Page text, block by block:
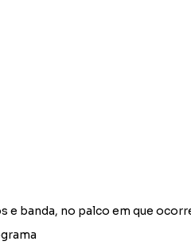
e banda, no palco em que